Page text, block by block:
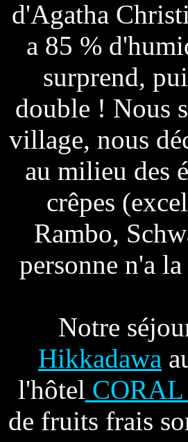
d'Agatha
a 85 %
surprend,
double ! Nous
village, nous
au milieu des
crêpes
Rambo,
personne n'a
Notre
Hikkadawa
l'hôtel
de fruits frais